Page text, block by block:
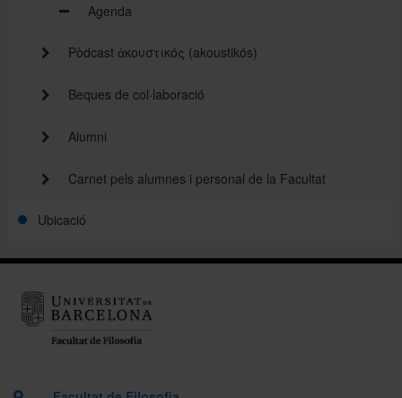
Agenda
Pòdcast ἀκουστικός (akoustikós)
Beques de col·laboració
Alumni
Carnet pels alumnes i personal de la Facultat
Ubicació